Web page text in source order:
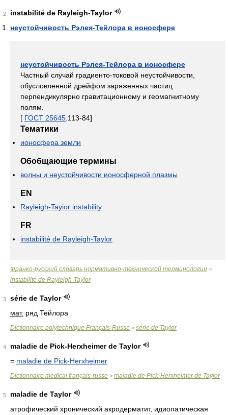
2
instabilité de Rayleigh-Taylor
неустойчивость Рэлея-Тейлора в ионосфере
неустойчивость Рэлея-Тейлора в ионосфере
Частный случай градиенто-токовой неустойчивости,
обусловленной дрейфом заряженных частиц
перпендикулярно гравитационному и геомагнитному
полям.
[ ГОСТ 25645 .113-84]
Тематики
ионосфера земли
Обобщающие термины
волны и неустойчивости ионосферной плазмы
EN
Rayleigh-Tayior instability
FR
instabilité de Rayleigh-Taylor
Франко-русский словарь нормативно-технической терминологии >
instabilité de Rayleigh-Taylor
3
série de Taylor
мат. ряд Тейлора
Dictionnaire polytechnique Français-Russe > série de Taylor
4
maladie de Pick-Herxheimer de Taylor
= maladie de Pick-Herxheimer
Dictionnaire médical français-russe > maladie de Pick-Herxheimer de Taylor
5
maladie de Taylor
атрофический хронический акродерматит, идиопатическая